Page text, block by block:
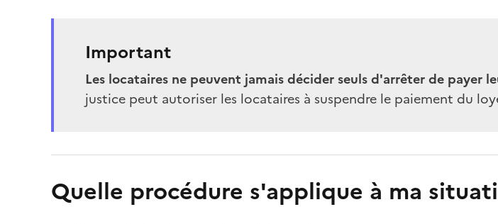
Important
Les locataires ne peuvent jamais décider seuls d'arrêter de payer
justice peut autoriser les locataires à suspendre le paiement du
Quelle procédure s'applique à ma